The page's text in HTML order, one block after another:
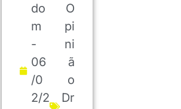
do
m
-
06
/0
2/2
O
pi
ni
ã
o
Dr